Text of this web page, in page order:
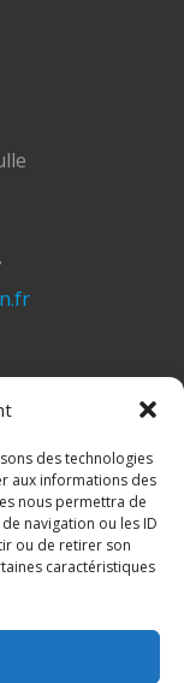
des technologies
aux informations des
nous permettra de
navigation ou les ID
ou de retirer son
caractéristiques